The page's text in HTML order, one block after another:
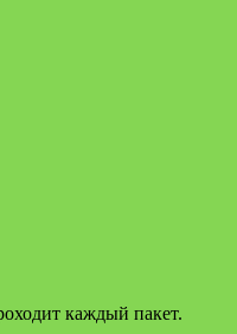
каждый пакет.